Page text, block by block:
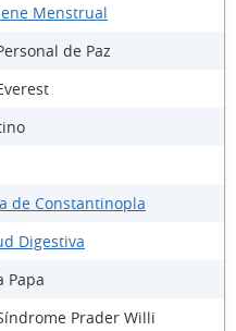
Menstrual
de Paz
de Constantinopla
Digestiva
Papa
Prader Willi